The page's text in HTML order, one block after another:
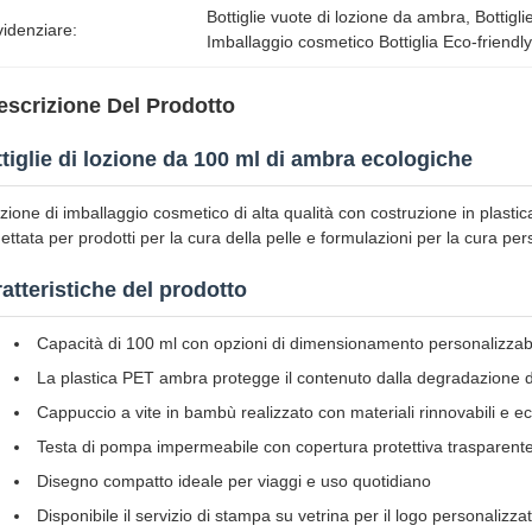
Bottiglie vuote di lozione da ambra
Imballaggio cosmetico Bottiglia Eco-friendly
Del Prodotto
di lozione da 100 ml di ambra ecologiche
di imballaggio cosmetico di alta qualità con costruzione in
per prodotti per la cura della pelle e formulazioni per la cura
del prodotto
Capacità di 100 ml con opzioni di dimensionamento
La plastica PET ambra protegge il contenuto dalla degradazione
Cappuccio a vite in bambù realizzato con materiali rinnovabili e
Testa di pompa impermeabile con copertura protettiva
Disegno compatto ideale per viaggi e uso quotidiano
Disponibile il servizio di stampa su vetrina per il logo